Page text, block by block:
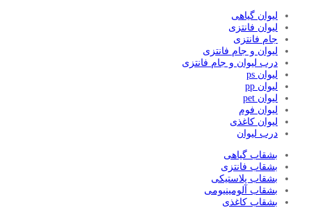
لیوان گیاهی
لیوان فانتزی
جام فانتزی
لیوان و جام فانتزی
درب لیوان و جام فانتزی
لیوان ps
لیوان pp
لیوان pet
لیوان فوم
لیوان کاغذی
درب لیوان
بشقاب گیاهی
بشقاب فانتزی
بشقاب پلاستیکی
بشقاب آلومینیومی
بشقاب کاغذی